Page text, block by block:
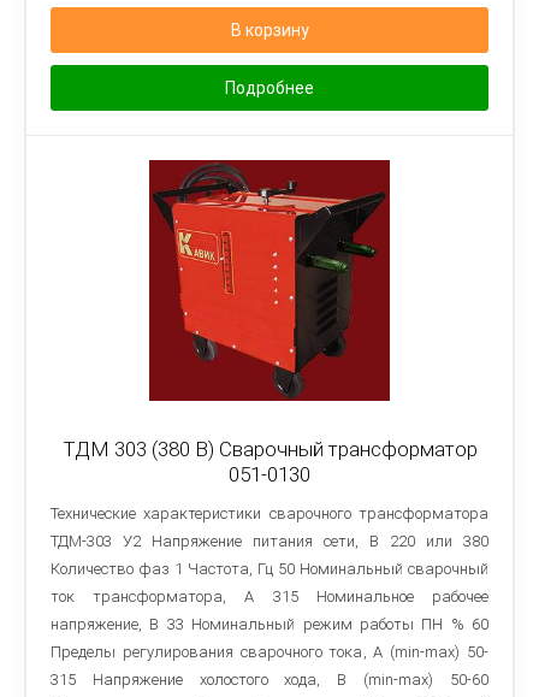
В корзину
Подробнее
ТДМ 303 (380 В) Сварочный трансформатор
051-0130
Технические характеристики сварочного трансформатора
ТДМ-303 У2 Напряжение питания сети, В 220 или 380
Количество фаз 1 Частота, Гц 50 Номинальный сварочный
ток трансформатора, А 315 Номинальное рабочее
напряжение, В 33 Номинальный режим работы ПН % 60
Пределы регулирования сварочного тока, A (min-max) 50-
315 Напряжение холостого хода, В (min-max) 50-60